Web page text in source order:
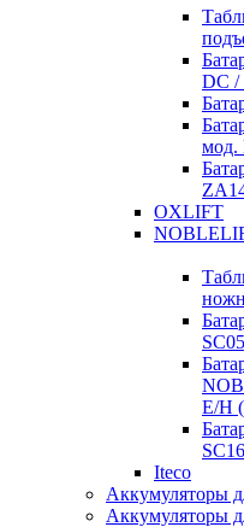
DC /
мод.
OXLIFT
E/H
Iteco
Аккумуляторы
Аккумуляторы